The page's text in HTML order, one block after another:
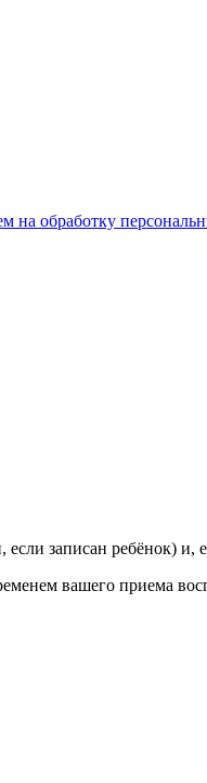
на обработку
записан ребёнок)
вашего приема